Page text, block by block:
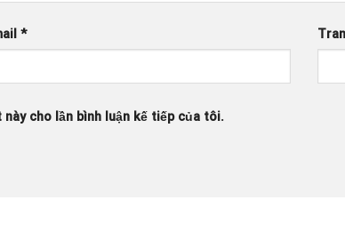
*
cho lần bình luận kế tiếp của tôi.